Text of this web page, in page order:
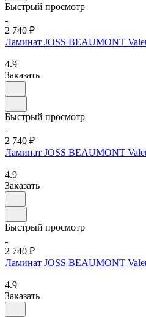
Быстрый просмотр
2 740 ₽
Ламинат JOSS BEAUMONT
4.9
Заказать
Быстрый просмотр
2 740 ₽
Ламинат JOSS BEAUMONT
4.9
Заказать
Быстрый просмотр
2 740 ₽
Ламинат JOSS BEAUMONT
4.9
Заказать